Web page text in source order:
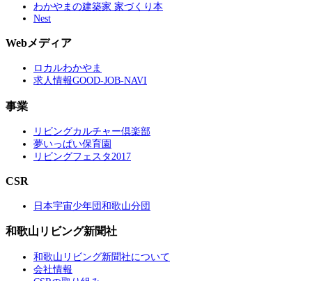
わかやまの建築家 家づくり本
Nest
Webメディア
ロカルわかやま
求人情報GOOD-JOB-NAVI
事業
リビングカルチャー倶楽部
夢いっぱい保育園
リビングフェスタ2017
CSR
日本宇宙少年団和歌山分団
和歌山リビング新聞社
和歌山リビング新聞社について
会社情報